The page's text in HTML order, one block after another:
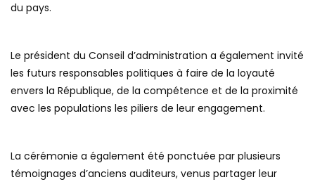
du pays.
Le président du Conseil d’administration a également invité
les futurs responsables politiques à faire de la loyauté
envers la République, de la compétence et de la proximité
avec les populations les piliers de leur engagement.
La cérémonie a également été ponctuée par plusieurs
témoignages d’anciens auditeurs, venus partager leur